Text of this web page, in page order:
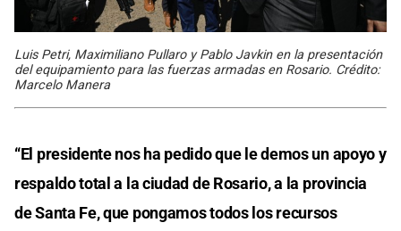
Luis Petri, Maximiliano Pullaro y Pablo Javkin en la presentación
del equipamiento para las fuerzas armadas en Rosario. Crédito:
Marcelo Manera
“El presidente nos ha pedido que le demos un apoyo y
respaldo total a la ciudad de Rosario, a la provincia
de Santa Fe, que pongamos todos los recursos